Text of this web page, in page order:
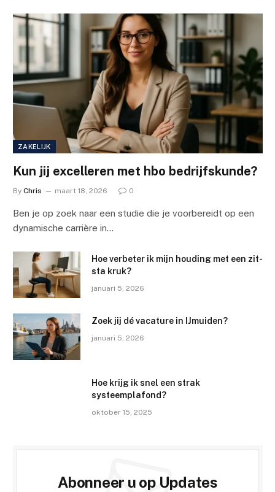
ZAKELIJK
Kun jij excelleren met hbo bedrijfskunde?
By Chris maart 18, 2026 0
Ben je op zoek naar een studie die je voorbereidt op een
dynamische carrière in…
Hoe verbeter ik mijn houding met een zit-
sta kruk?
januari 5, 2026
Zoek jij dé vacature in IJmuiden?
januari 5, 2026
Hoe krijg ik snel een strak
systeemplafond?
oktober 15, 2025
Abonneer u op Updates